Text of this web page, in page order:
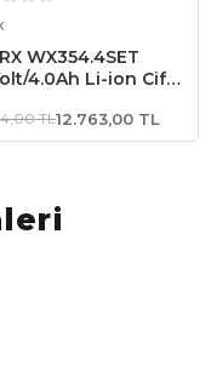
WX354.4SET
4.0Ah Li-ion Çift
Şarjlı
Matkap +
TL12.763,00 TL